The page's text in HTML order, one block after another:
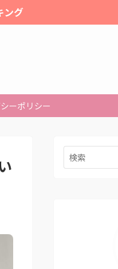
ング
ーポリシー